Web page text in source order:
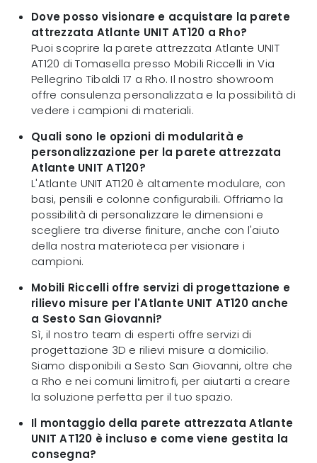
Dove posso visionare e acquistare la parete
attrezzata Atlante UNIT AT120 a Rho?
Puoi scoprire la parete attrezzata Atlante UNIT
AT120 di Tomasella presso Mobili Riccelli in Via
Pellegrino Tibaldi 17 a Rho. Il nostro showroom
offre consulenza personalizzata e la possibilità di
vedere i campioni di materiali.
Quali sono le opzioni di modularità e
personalizzazione per la parete attrezzata
Atlante UNIT AT120?
L'Atlante UNIT AT120 è altamente modulare, con
basi, pensili e colonne configurabili. Offriamo la
possibilità di personalizzare le dimensioni e
scegliere tra diverse finiture, anche con l'aiuto
della nostra materioteca per visionare i
campioni.
Mobili Riccelli offre servizi di progettazione e
rilievo misure per l'Atlante UNIT AT120 anche
a Sesto San Giovanni?
Sì, il nostro team di esperti offre servizi di
progettazione 3D e rilievi misure a domicilio.
Siamo disponibili a Sesto San Giovanni, oltre che
a Rho e nei comuni limitrofi, per aiutarti a creare
la soluzione perfetta per il tuo spazio.
Il montaggio della parete attrezzata Atlante
UNIT AT120 è incluso e come viene gestita la
consegna?